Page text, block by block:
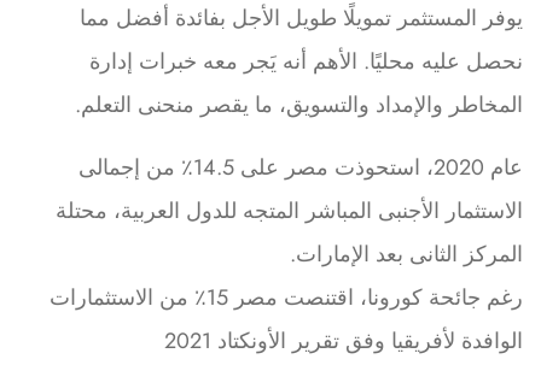
يوفر المستثمر تمويلًا طويل الأجل بفائدة أفضل مما
نحصل عليه محليًا. الأهم أنه يَجر معه خبرات إدارة
المخاطر والإمداد والتسويق، ما يقصر منحنى التعلم.
عام 2020، استحوذت مصر على 14.5٪ من إجمالى
الاستثمار الأجنبى المباشر المتجه للدول العربية، محتلة
المركز الثانى بعد الإمارات.
رغم جائحة كورونا، اقتنصت مصر 15٪ من الاستثمارات
الوافدة لأفريقيا وفق تقرير الأونكتاد 2021